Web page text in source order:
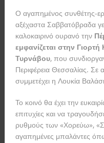
Ο αγαπημένος συνθέτης-
αξέχαστα Σαββατόβραδα
καλοκαιρινό ουρανό την
εμφανίζεται στην
Τυρνάβου, που
Περιφέρεια Θεσσαλίας. Σε
συμμετέχει η Λουκία
Το κοινό θα έχει την
επιτυχίες και να
ρυθμούς των «Χορεύω»,
αγαπημένες μπαλάντες